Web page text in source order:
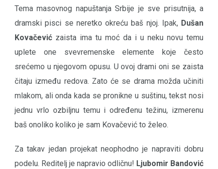
Tema masovnog napuštanja Srbije je sve prisutnija, a
dramski pisci se neretko okreću baš njoj. Ipak, Dušan
Kovačević zaista ima tu moć da i u neku novu temu
uplete one svevremenske elemente koje često
srećemo u njegovom opusu. U ovoj drami oni se zaista
čitaju između redova. Zato će se drama možda učiniti
mlakom, ali onda kada se pronikne u suštinu, tekst nosi
jednu vrlo ozbiljnu temu i određenu težinu, izmerenu
baš onoliko koliko je sam Kovačević to želeo.
Za takav jedan projekat neophodno je napraviti dobru
podelu. Reditelj je napravio odličnu! Ljubomir Bandović